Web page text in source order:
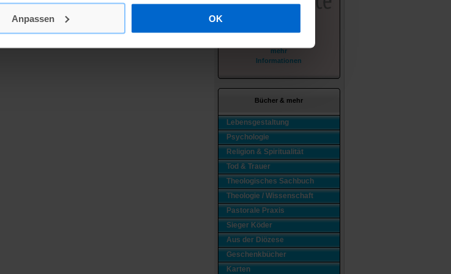
Anpassen OK
mehr
Informationen
Bücher & mehr
Lebensgestaltung
Psychologie
Religion & Spiritualität
Tod & Trauer
Theologisches Sachbuch
Theologie / Wissenschaft
Pastorale Praxis
Sieger Köder
Aus der Diözese
Geschenkbücher
Karten